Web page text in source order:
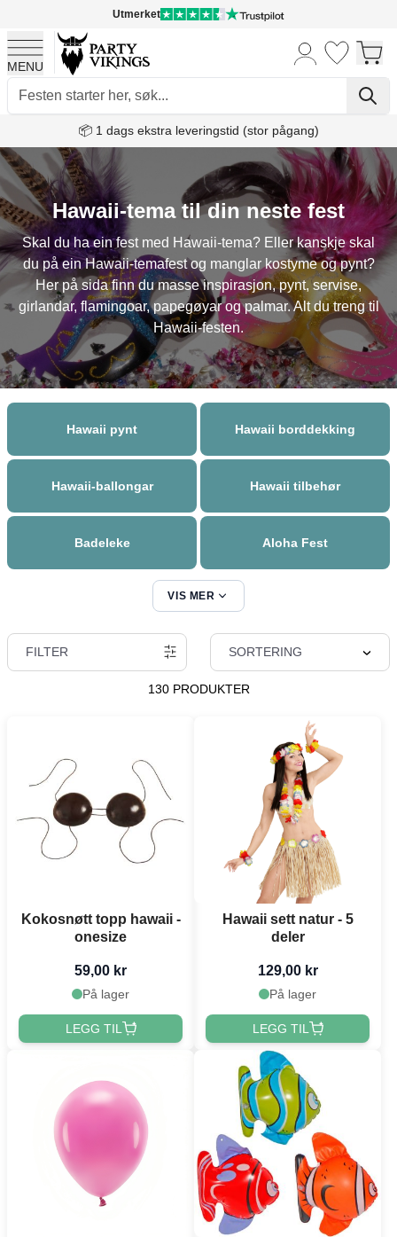
Utmerket
MENU
📦 1 dags ekstra leveringstid (stor pågang)
Skip to Content
Hawaii-tema til din neste fest
Skal du ha ein fest med Hawaii-tema? Eller kanskje skal
du på ein Hawaii-temafest og manglar kostyme og pynt?
Her på sida finn du masse inspirasjon, pynt, servise,
girlandar, flamingoar, papegøyar og palmar. Alt du treng til
Hawaii-festen.
Hawaii pynt Hawaii borddekking
Hawaii-ballongar Hawaii tilbehør
Badeleke Aloha Fest
VIS MER
FILTER SORTERING
130 PRODUKTER
Kokosnøtt topp hawaii -
onesize
59,00 kr
På lager
LEGG TIL
Hawaii sett natur - 5
deler
129,00 kr
På lager
LEGG TIL